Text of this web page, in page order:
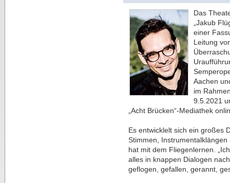
Das
„Jakub
einer
Leitung
Aachen
im
9.5.2021
„Acht Brücken“-Mediathek
Es entwicklelt sich ein großes
Stimmen,
hat mit dem Fliegenlernen.
alles in knappen Dialogen
geflogen, gefallen, gerannt,